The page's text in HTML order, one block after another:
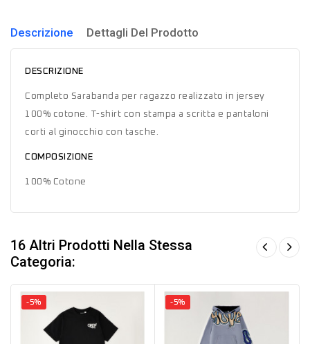
Descrizione Dettagli Del Prodotto
DESCRIZIONE
Completo Sarabanda per ragazzo realizzato in jersey
100% cotone. T-shirt con stampa a scritta e pantaloni
corti al ginocchio con tasche.
COMPOSIZIONE
100% Cotone
16 Altri Prodotti Nella Stessa
Categoria:
-5% -5%